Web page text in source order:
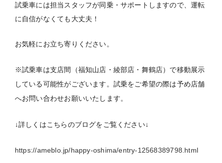
試乗車には担当スタッフが同乗・サポートしますので、運転
に自信がなくても大丈夫！
お気軽にお立ち寄りください。
※試乗車は支店間（福知山店・綾部店・舞鶴店）で移動展示
している可能性がございます。 試乗をご希望の際は予め店舗
へお問い合わせお願いいたします。
↓詳しくはこちらのブログをご覧ください↓
https://ameblo.jp/happy-oshima/entry-12568389798.html